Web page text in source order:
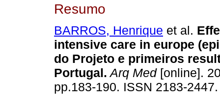
Resumo
BARROS, Henrique et al.
intensive care in europe
do Projeto e primeiros
Portugal. Arq Med[online].
pp.183-190. ISSN 2183-2447.